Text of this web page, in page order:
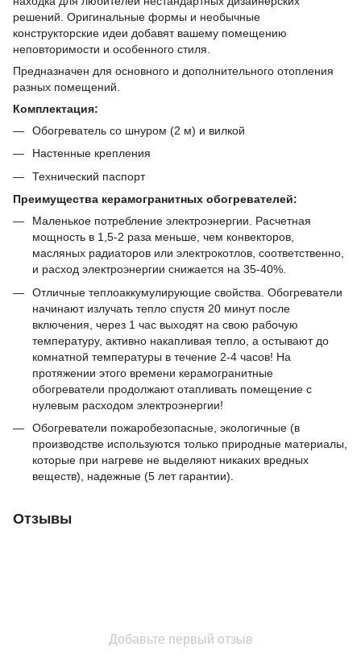
решений. Оригинальные формы и необычные
конструкторские идеи добавят вашему помещению
неповторимости и особенного стиля.
Предназначен для основного и дополнительного отопления
разных помещений.
Комплектация:
Обогреватель со шнуром (2 м) и вилкой
Настенные крепления
Технический паспорт
Преимущества керамогранитных обогревателей:
Маленькое потребление электроэнергии. Расчетная
мощность в 1,5-2 раза меньше, чем конвекторов,
масляных радиаторов или электрокотлов, соответственно,
и расход электроэнергии снижается на 35-40%.
Отличные теплоаккумулирующие свойства. Обогреватели
начинают излучать тепло спустя 20 минут после
включения, через 1 час выходят на свою рабочую
температуру, активно накапливая тепло, а остывают до
комнатной температуры в течение 2-4 часов! На
протяжении этого времени керамогранитные
обогреватели продолжают отапливать помещение с
нулевым расходом электроэнергии!
Обогреватели пожаробезопасные, экологичные (в
производстве используются только природные материалы,
которые при нагреве не выделяют никаких вредных
веществ), надежные (5 лет гарантии).
Отзывы
Добавьте первый отзыв